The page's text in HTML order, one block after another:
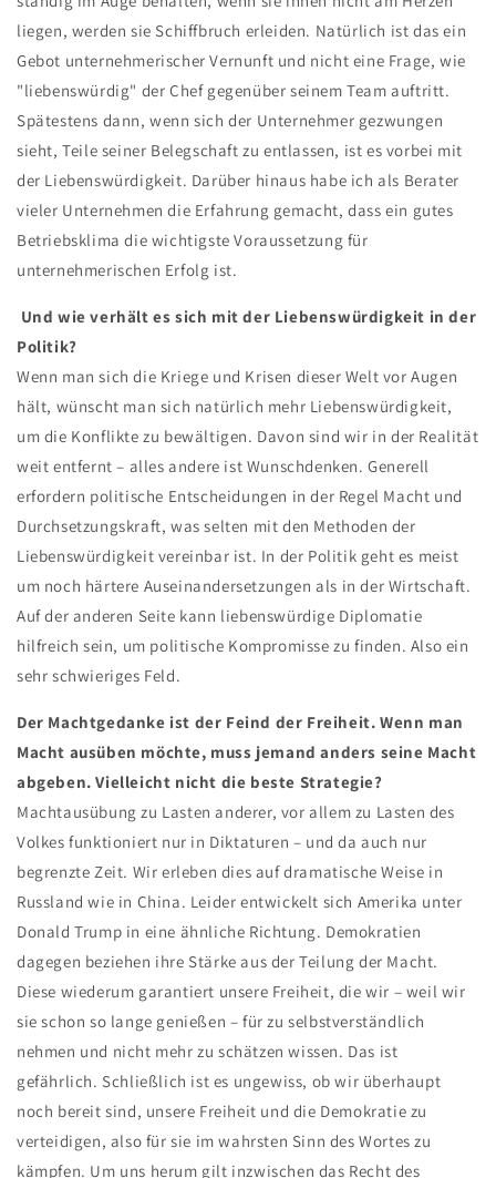
liegen, werden sie Schiffbruch erleiden. Natürlich ist das ein
Gebot unternehmerischer Vernunft und nicht eine Frage, wie
"liebenswürdig" der Chef gegenüber seinem Team auftritt.
Spätestens dann, wenn sich der Unternehmer gezwungen
sieht, Teile seiner Belegschaft zu entlassen, ist es vorbei mit
der Liebenswürdigkeit. Darüber hinaus habe ich als Berater
vieler Unternehmen die Erfahrung gemacht, dass ein gutes
Betriebsklima die wichtigste Voraussetzung für
unternehmerischen Erfolg ist.
Und wie verhält es sich mit der Liebenswürdigkeit in der
Politik?
Wenn man sich die Kriege und Krisen dieser Welt vor Augen
hält, wünscht man sich natürlich mehr Liebenswürdigkeit,
um die Konflikte zu bewältigen. Davon sind wir in der Realität
weit entfernt – alles andere ist Wunschdenken. Generell
erfordern politische Entscheidungen in der Regel Macht und
Durchsetzungskraft, was selten mit den Methoden der
Liebenswürdigkeit vereinbar ist. In der Politik geht es meist
um noch härtere Auseinandersetzungen als in der Wirtschaft.
Auf der anderen Seite kann liebenswürdige Diplomatie
hilfreich sein, um politische Kompromisse zu finden. Also ein
sehr schwieriges Feld.
Der Machtgedanke ist der Feind der Freiheit. Wenn man
Macht ausüben möchte, muss jemand anders seine Macht
abgeben. Vielleicht nicht die beste Strategie?
Machtausübung zu Lasten anderer, vor allem zu Lasten des
Volkes funktioniert nur in Diktaturen – und da auch nur
begrenzte Zeit. Wir erleben dies auf dramatische Weise in
Russland wie in China. Leider entwickelt sich Amerika unter
Donald Trump in eine ähnliche Richtung. Demokratien
dagegen beziehen ihre Stärke aus der Teilung der Macht.
Diese wiederum garantiert unsere Freiheit, die wir – weil wir
sie schon so lange genießen – für zu selbstverständlich
nehmen und nicht mehr zu schätzen wissen. Das ist
gefährlich. Schließlich ist es ungewiss, ob wir überhaupt
noch bereit sind, unsere Freiheit und die Demokratie zu
verteidigen, also für sie im wahrsten Sinn des Wortes zu
kämpfen. Um uns herum gilt inzwischen das Recht des